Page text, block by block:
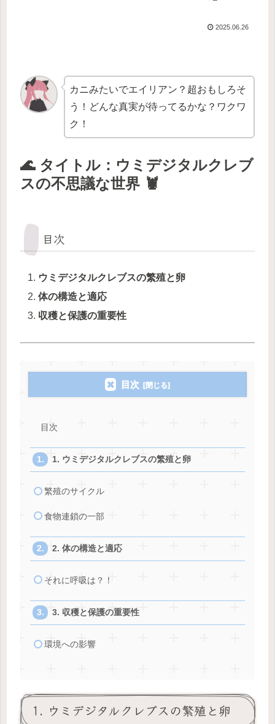
2025.06.26
カニみたいでエイリアン？超おもしろそ
う！どんな真実が待ってるかな？ワクワ
ク！
🌊 タイトル：ウミデジタルクレブ
スの不思議な世界 🦞
目次
ウミデジタルクレブスの繁殖と卵
体の構造と適応
収穫と保護の重要性
目次
目次
1. ウミデジタルクレブスの繁殖と卵
繁殖のサイクル
食物連鎖の一部
2. 体の構造と適応
それに呼吸は？！
3. 収穫と保護の重要性
環境への影響
1. ウミデジタルクレブスの繁殖と卵